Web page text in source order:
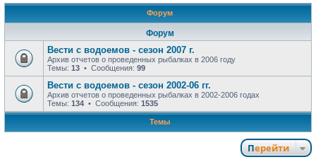
Форум
Форум
Вести с водоемов - сезон 2007 г.
Архив отчетов о проведенных рыбалках в 2006 году
Темы: 13 • Сообщения: 99
Вести с водоемов - сезон 2002-06 гг.
Архив отчетов о проведенных рыбалках в 2002-2006 годах
Темы: 134 • Сообщения: 1535
Темы
Перейти